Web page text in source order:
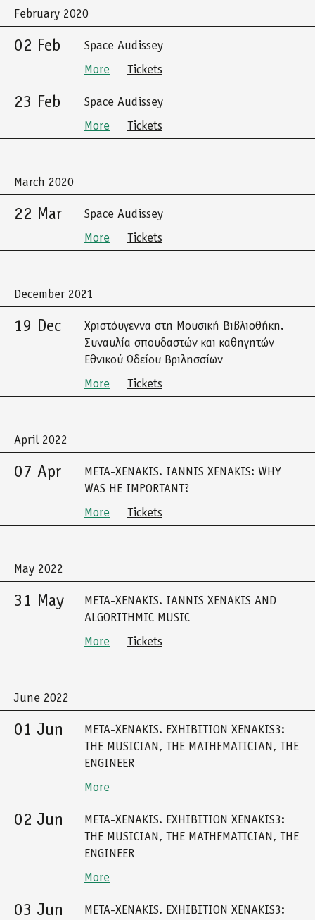
February 2020
02 Feb
Space Audissey
More
Tickets
23 Feb
Space Audissey
More
Tickets
March 2020
22 Mar
Space Audissey
More
Tickets
December 2021
19 Dec
Χριστόυγεννα στη Μουσική Βιβλιοθήκη.
Συναυλία σπουδαστών και καθηγητών
Εθνικού Ωδείου Βριλησσίων
More
Tickets
April 2022
07 Apr
META-XENAKIS. IANNIS XENAKIS: WHY
WAS HE IMPORTANT?
More
Tickets
May 2022
31 May
META-XENAKIS. IANNIS XENAKIS AND
ALGORITHMIC MUSIC
More
Tickets
June 2022
01 Jun
META-XENAKIS. EXHIBITION XENAKIS3:
THE MUSICIAN, THE MATHEMATICIAN, THE
ENGINEER
More
02 Jun
META-XENAKIS. EXHIBITION XENAKIS3:
THE MUSICIAN, THE MATHEMATICIAN, THE
ENGINEER
More
03 Jun
META-XENAKIS. EXHIBITION XENAKIS3: